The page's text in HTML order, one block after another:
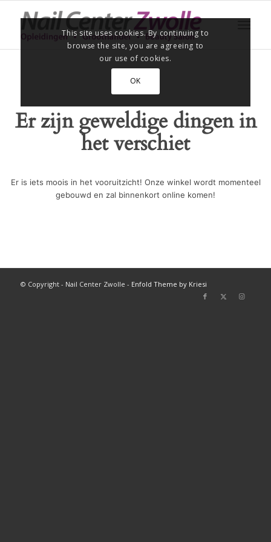
Er zijn geweldige dingen in
het verschiet
Er is iets moois in het vooruitzicht! Onze winkel wordt momenteel
gebouwd en zal binnenkort online komen!
© Copyright - Nail Center Zwolle - Enfold Theme by Kriesi
This site uses cookies. By continuing to
browse the site, you are agreeing to
our use of cookies.
OK